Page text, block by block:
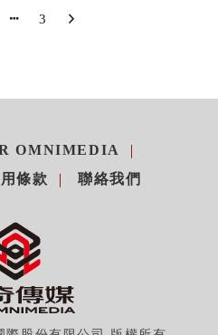
3
OMNIMEDIA
條款
聯絡我們